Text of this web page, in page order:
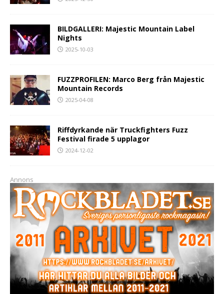
BILDGALLERI: Majestic Mountain Label
Nights
2025-10-03
FUZZPROFILEN: Marco Berg från Majestic
Mountain Records
2025-04-08
Riffdyrkande när Truckfighters Fuzz
Festival firade 5 upplagor
2024-12-02
Annons